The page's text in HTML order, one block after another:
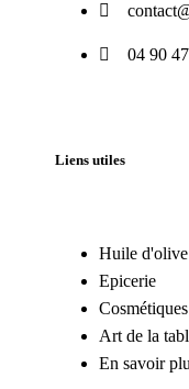
04 90
Liens utiles
Huile d'olive
Epicerie
Cosmétiques
Art de la
En savoir